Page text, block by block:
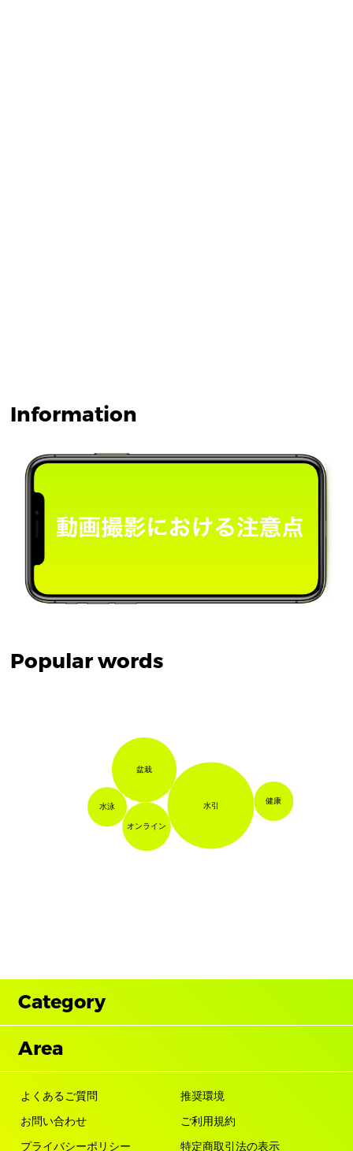
Information
Popular words
水泳
健康
オンライン
盆栽
水引
Category
Area
よくあるご質問
推奨環境
お問い合わせ
ご利用規約
プライバシーポリシー
特定商取引法の表示